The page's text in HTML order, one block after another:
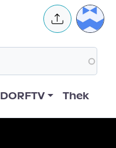
User
DORFTV Thek